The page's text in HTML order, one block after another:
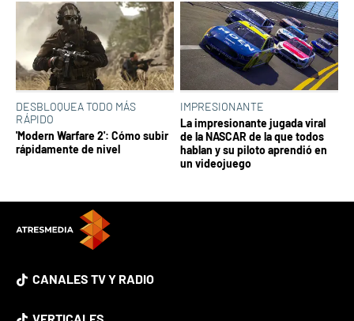
DESBLOQUEA TODO MÁS
RÁPIDO
'Modern Warfare 2': Cómo subir
rápidamente de nivel
IMPRESIONANTE
La impresionante jugada viral
de la NASCAR de la que todos
hablan y su piloto aprendió en
un videojuego
CANALES TV Y RADIO